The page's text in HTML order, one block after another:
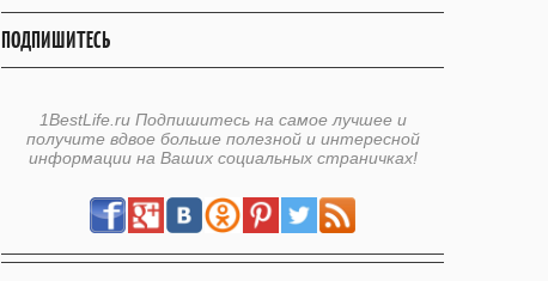
ПОДПИШИТЕСЬ
1BestLife.ru Подпишитесь на самое лучшее и
получите вдвое больше полезной и интересной
информации на Ваших социальных страничках!